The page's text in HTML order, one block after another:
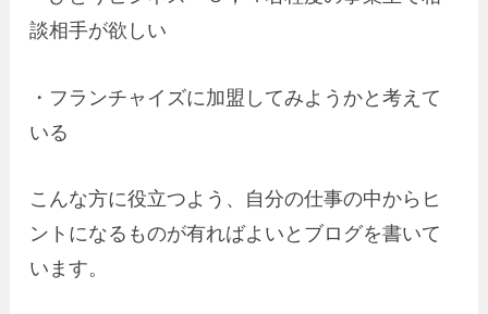
談相手が欲しい
・フランチャイズに加盟してみようかと考えて
いる
こんな方に役立つよう、自分の仕事の中からヒ
ントになるものが有ればよいとブログを書いて
います。